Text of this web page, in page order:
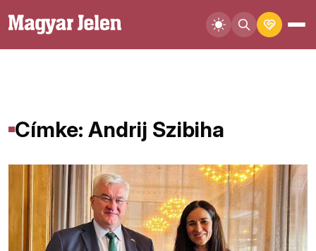
Címke: Andrij Szibiha